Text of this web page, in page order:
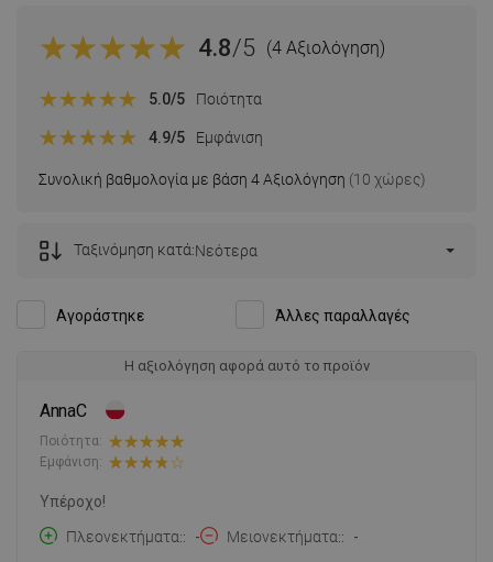
4.8/5 (4 Αξιολόγηση)
Συνολική βαθμολογία με βάση 4 Αξιολόγηση (10 χώρες)
5.0/5 Ποιότητα
4.9/5 Εμφάνιση
Αγοράστηκε Άλλες παραλλαγές
Ταξινόμηση κατά:Νεότερα
Η αξιολόγηση αφορά αυτό το προϊόν
AnnaC
Ποιότητα:
Εμφάνιση:
Υπέροχο!
Πλεονεκτήματα:
- Μειονεκτήματα: -